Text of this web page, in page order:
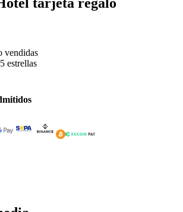
vendidas
estrellas